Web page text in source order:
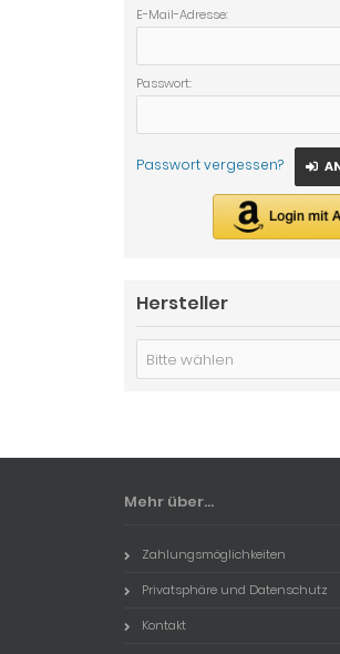
E-Mail-Adresse:
Passwort:
Passwort vergessen?
Hersteller
Bitte wählen
Mehr über...
Zahlungsmöglichkeiten
Privatsphäre und Datenschutz
Kontakt